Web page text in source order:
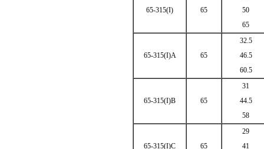
65-315(I) 65
50
65
65-315(I)A 65
32.5
46.5
60.5
65-315(I)B 65
31
44.5
58
65-315(I)C 65
29
41